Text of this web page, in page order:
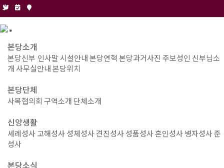
본당소개
본당신부 인사말시설안내본당연혁본당과거사진 주보성인 신부님소
개사무실안내본당위치
본당단체
사목협의회 구역소개 단체소개
신앙생활
세례성사고해성사성체성사견진성사성품성사혼인성사병자성사준
성사
본당소식